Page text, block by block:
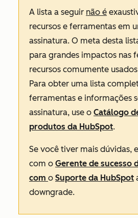
A lista a seguir não é
recursos e ferramentas em
assinatura. O meta desta
para grandes impactos nas
recursos comumente
Para obter uma lista
ferramentas e informações
assinatura, use o Catálogo
produtos da HubSpot.
Se você tiver mais dúvidas,
com o Gerente de sucesso
com o Suporte da HubSpot
downgrade.